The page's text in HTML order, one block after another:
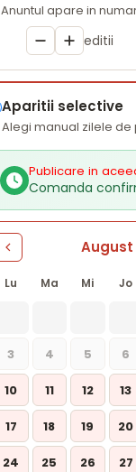
Anuntul apare in
editii
Aparitii selective
Alegi manual zilele
Publicare in
Comanda
August
Lu Ma Mi Jo
3 4 5 6
10 11 12 13
17 18 19 20
24 25 26 27